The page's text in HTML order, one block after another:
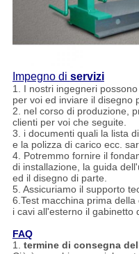
Impegno di servizi
1. I nostri ingegneri
per voi ed inviare il disegno
2. nel corso di produzione,
clienti per voi che seguite.
3. i documenti quali la lista
e la polizza di carico ecc.
4. Potremmo fornire il
di installazione, la guida
ed il disegno di parte.
5. Assicuriamo il supporto
6.Test macchina prima
i cavi all'esterno il gabinetto
FAQ
1. termine di consegna